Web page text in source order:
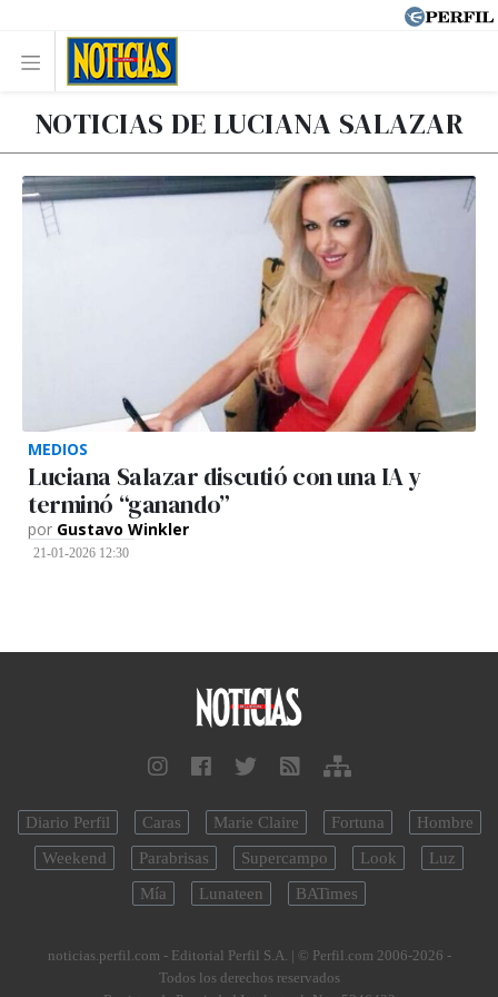
NOTICIAS DE LUCIANA SALAZAR
MEDIOS
Luciana Salazar discutió con una IA y
terminó “ganando”
por Gustavo Winkler
21-01-2026 12:30
Diario Perfil Caras Marie Claire Fortuna
Hombre
Weekend
Parabrisas Supercampo Look
Luz
Mía
Lunateen BATimes
noticias.perfil.com - Editorial Perfil S.A. | © Perfil.com 2006-2026 -
Todos los derechos reservados